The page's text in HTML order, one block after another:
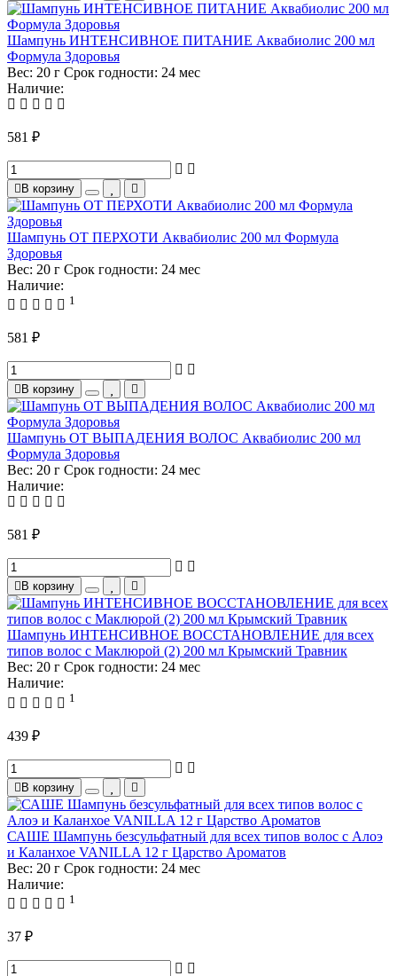
Шампунь ИНТЕНСИВНОЕ ПИТАНИЕ Аквабиолис 200 мл
Формула Здоровья
Вес: 20 г Срок годности: 24 мес
Наличие:
581 ₽
В корзину
Шампунь ОТ ПЕРХОТИ Аквабиолис 200 мл Формула
Здоровья
Вес: 20 г Срок годности: 24 мес
Наличие:
1
581 ₽
В корзину
Шампунь ОТ ВЫПАДЕНИЯ ВОЛОС Аквабиолис 200 мл
Формула Здоровья
Вес: 20 г Срок годности: 24 мес
Наличие:
581 ₽
В корзину
Шампунь ИНТЕНСИВНОЕ ВОССТАНОВЛЕНИЕ для всех
типов волос с Маклюрой (2) 200 мл Крымский Травник
Вес: 20 г Срок годности: 24 мес
Наличие:
1
439 ₽
В корзину
САШЕ Шампунь безсульфатный для всех типов волос с Алоэ
и Каланхое VANILLA 12 г Царство Ароматов
Вес: 20 г Срок годности: 24 мес
Наличие:
1
37 ₽